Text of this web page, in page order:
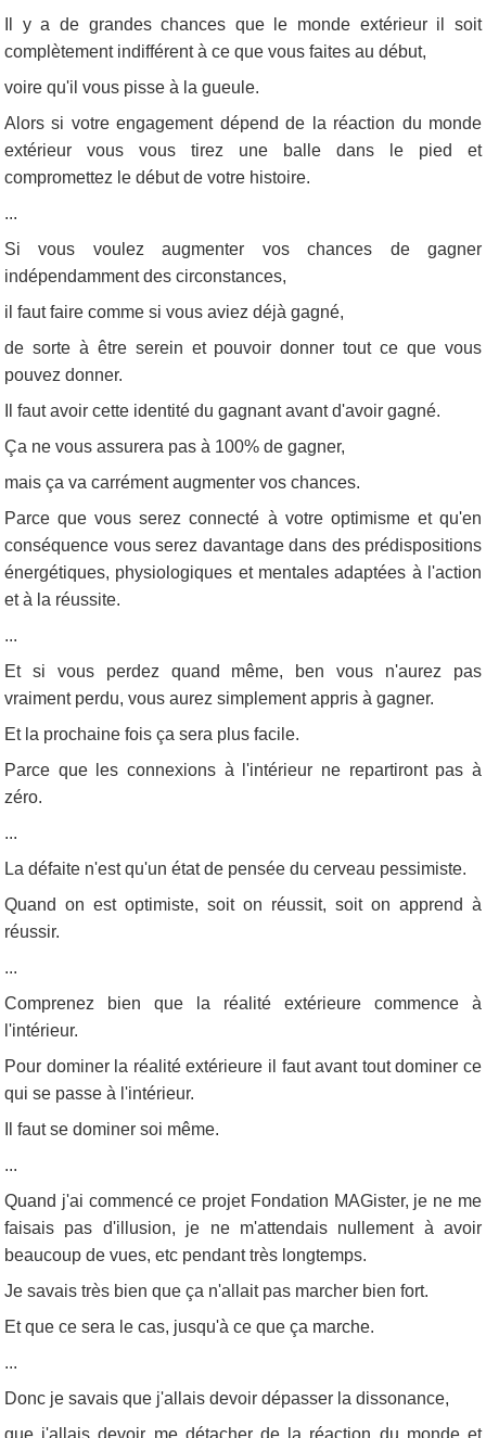
Il y a de grandes chances que le monde extérieur il soit
complètement indifférent à ce que vous faites au début,
voire qu'il vous pisse à la gueule.
Alors si votre engagement dépend de la réaction du monde
extérieur vous vous tirez une balle dans le pied et
compromettez le début de votre histoire.
...
Si vous voulez augmenter vos chances de gagner
indépendamment des circonstances,
il faut faire comme si vous aviez déjà gagné,
de sorte à être serein et pouvoir donner tout ce que vous
pouvez donner.
Il faut avoir cette identité du gagnant avant d'avoir gagné.
Ça ne vous assurera pas à 100% de gagner,
mais ça va carrément augmenter vos chances.
Parce que vous serez connecté à votre optimisme et qu'en
conséquence vous serez davantage dans des prédispositions
énergétiques, physiologiques et mentales adaptées à l'action
et à la réussite.
...
Et si vous perdez quand même, ben vous n'aurez pas
vraiment perdu, vous aurez simplement appris à gagner.
Et la prochaine fois ça sera plus facile.
Parce que les connexions à l'intérieur ne repartiront pas à
zéro.
...
La défaite n'est qu'un état de pensée du cerveau pessimiste.
Quand on est optimiste, soit on réussit, soit on apprend à
réussir.
...
Comprenez bien que la réalité extérieure commence à
l'intérieur.
Pour dominer la réalité extérieure il faut avant tout dominer ce
qui se passe à l'intérieur.
Il faut se dominer soi même.
...
Quand j'ai commencé ce projet Fondation MAGister, je ne me
faisais pas d'illusion, je ne m'attendais nullement à avoir
beaucoup de vues, etc pendant très longtemps.
Je savais très bien que ça n'allait pas marcher bien fort.
Et que ce sera le cas, jusqu'à ce que ça marche.
...
Donc je savais que j'allais devoir dépasser la dissonance,